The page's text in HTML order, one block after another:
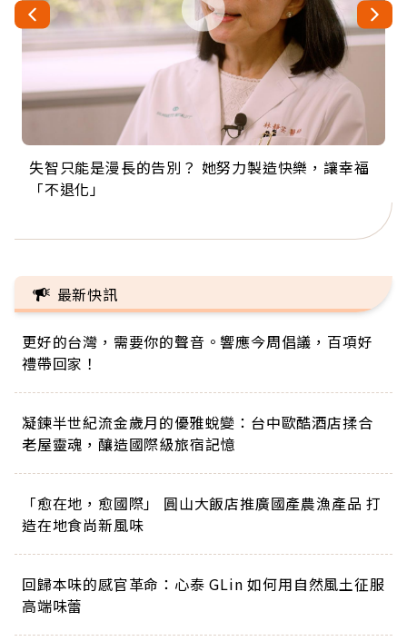
失智只能是漫長的告別？ 她努力製造快樂，讓幸福
「不退化」
來自剛果的巧克力神父 為台灣奉獻36年 「台灣是我
的家，我連作夢都講台語！」
63歲卸矽谷副總、搬回台灣找快樂！「蛋黃哥小
丑」走進安養院，逗樂上萬爺奶：退休後才開始真
104歲打破金氏世界紀錄 成為全球最年長羽球選
手，分享長壽的秘密原來是「這個」
事業巔峰他選擇追夢…黑手阿伯拉小提琴還登上小
巨蛋！連CNN都大讚！
最新快訊
更好的台灣，需要你的聲音。響應今周倡議，百項好
禮帶回家！
凝鍊半世紀流金歲月的優雅蛻變：台中歐酷酒店揉合
老屋靈魂，釀造國際級旅宿記憶
「愈在地，愈國際」 圓山大飯店推廣國產農漁產品 打
造在地食尚新風味
回歸本味的感官革命：心泰 GLin 如何用自然風土征服
高端味蕾